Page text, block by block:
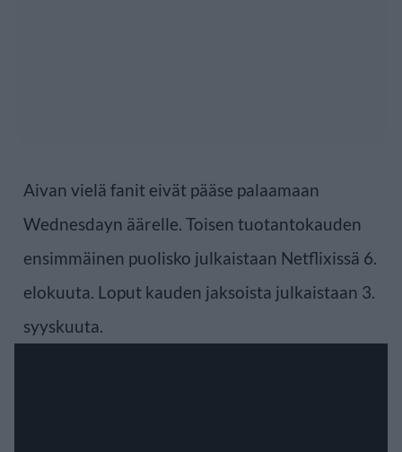
Aivan vielä fanit eivät pääse palaamaan
Wednesdayn äärelle. Toisen tuotantokauden
ensimmäinen puolisko julkaistaan Netflixissä 6.
elokuuta. Loput kauden jaksoista julkaistaan 3.
syyskuuta.